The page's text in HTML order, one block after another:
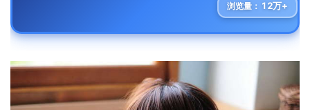
浏览量： 12万+